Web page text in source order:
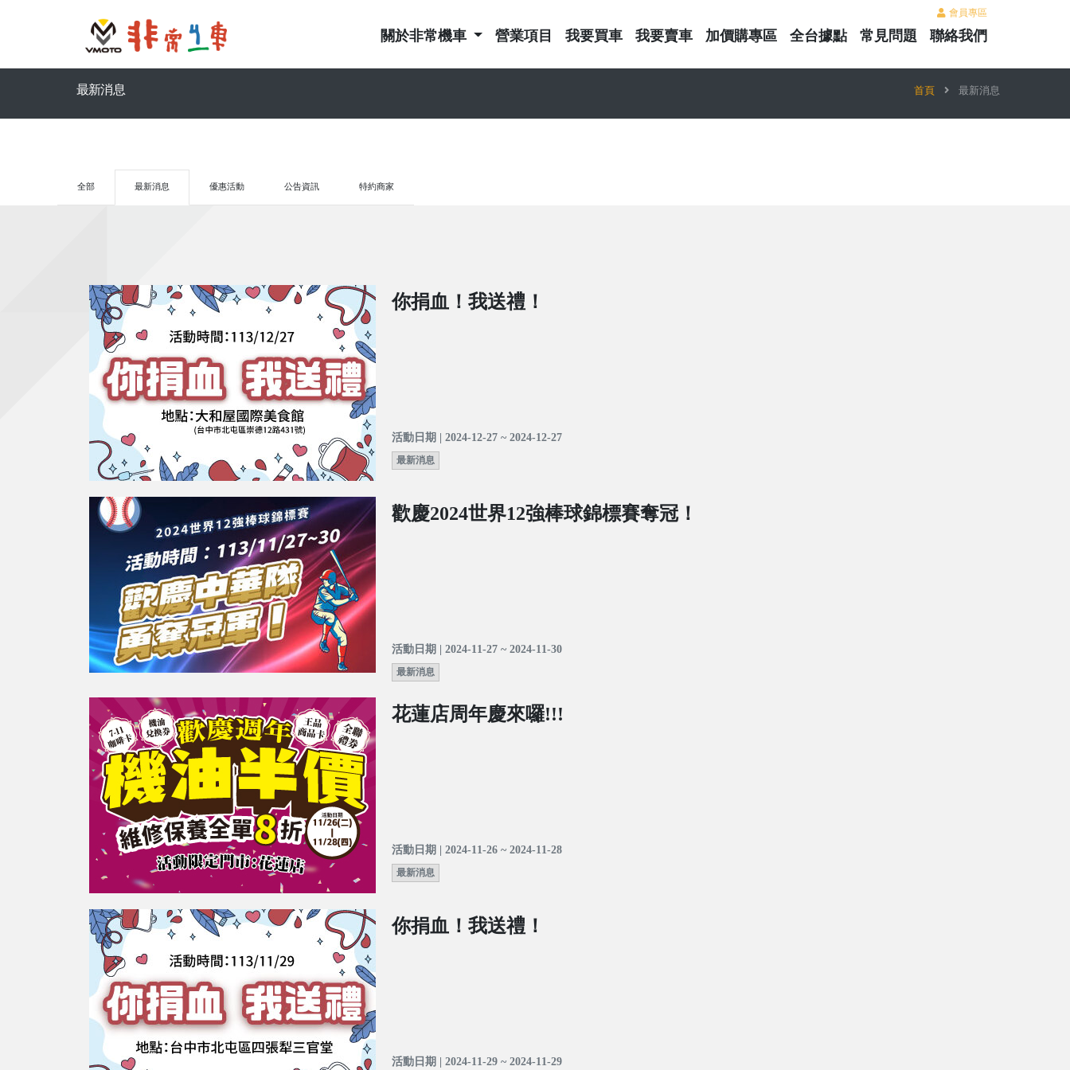
會員專區
關於非常機車 營業項目 我要買車 我要賣車 加價購專區 全台據點 常見問題 聯絡我們
最新消息 首頁 最新消息
全部 最新消息 優惠活動 公告資訊 特約商家
你捐血！我送禮！
活動日期 | 2024-12-27 ~ 2024-12-27
最新消息
歡慶2024世界12強棒球錦標賽奪冠！
活動日期 | 2024-11-27 ~ 2024-11-30
最新消息
花蓮店周年慶來囉!!!
活動日期 | 2024-11-26 ~ 2024-11-28
最新消息
你捐血！我送禮！
活動日期 | 2024-11-29 ~ 2024-11-29